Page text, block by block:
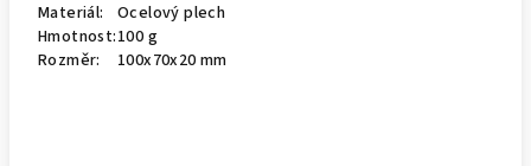
Materiál:
Ocelový plech
Hmotnost:100 g
Rozměr:
100x70x20 mm